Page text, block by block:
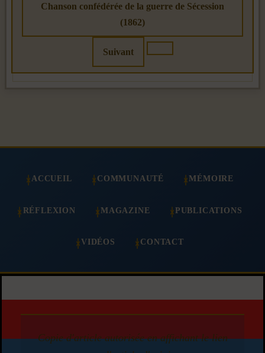
Chanson confédérée de la guerre de Sécession
(1862)
Suivant
ACCUEIL COMMUNAUTÉ MÉMOIRE
RÉFLEXION MAGAZINE PUBLICATIONS
VIDÉOS CONTACT
Copie d'article autorisée en affichant le lien